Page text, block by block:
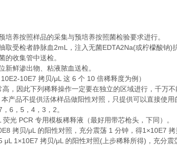
培养按照样品的采集与预培养按照菌检验要求进行。
取受检者静脉血 2mL ，注入无菌EDTA2Na(或柠檬酸钠)
的收集管中送检。
新鲜渗出物、粘液脓血送检。
10E2-10E7 拷贝/μL 这 6 个 10 倍稀释度为例）
，因此下列稀释操作一定要在独立的区域进行，千万
产品不提供活体样品做阳性对照，只提供可以直接使用
， 6 ， 5 ， 4 ， 3 ， 2。
荧光 PCR 专用模板稀释液（最好用带芯枪头，下同）。
拷贝/μL 的阳性对照，充分震荡 1 分钟，得1×10E7 拷
μL 1×10E7 拷贝/μL 的阳性对照(上步稀释所得) ，充分震